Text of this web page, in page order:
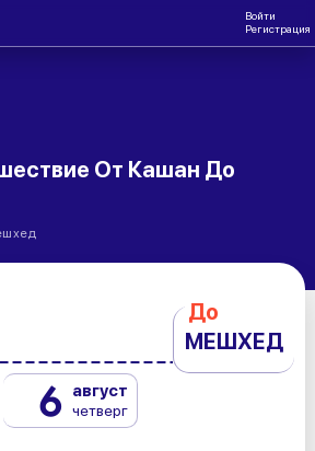
Войти
Регистрация
От Кашан До
До
МЕШХЕД
6 август
четверг